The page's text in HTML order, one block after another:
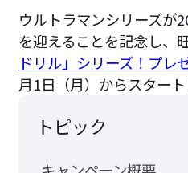
ウルトラマンシリーズが
を迎えることを記念し、
ドリル」シリーズ！プレ
月1日（月）からスタート
トピック